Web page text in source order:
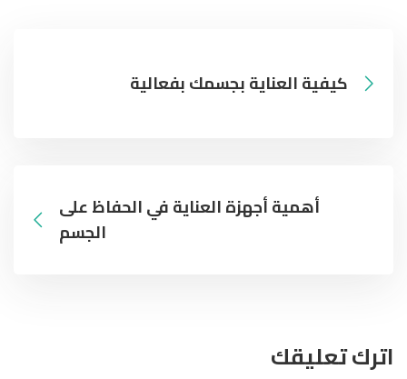
كيفية العناية بجسمك بفعالية
أهمية أجهزة العناية في الحفاظ على
الجسم
اترك تعليقك